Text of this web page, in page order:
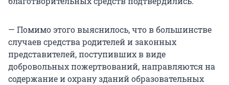
— Помимо этого выяснилось, что в большинстве
случаев средства родителей и законных
представителей, поступивших в виде
добровольных пожертвований, направляются на
содержание и охрану зданий образовательных